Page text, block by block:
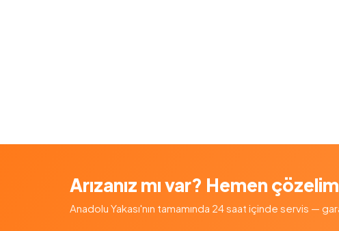
Arızanız mı var? Hemen
Anadolu Yakası'nın tamamında 24 saat içinde servis —